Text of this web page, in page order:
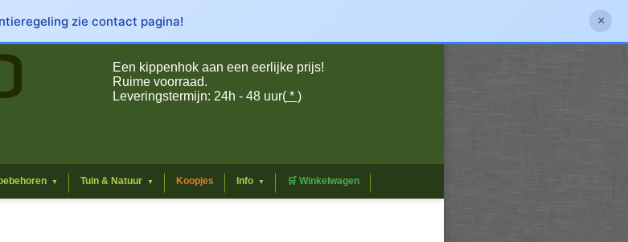
zie contact pagina! ×
Een kippenhok aan een eerlijke prijs!
Ruime voorraad.
Leveringstermijn: 24h - 48 uur(* )
▼ Tuin & Natuur ▼ Koopjes Info ▼ 🛒 Winkelwagen